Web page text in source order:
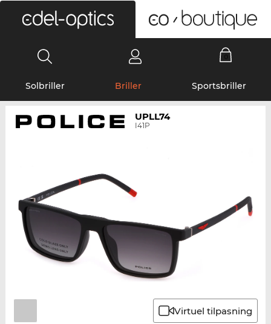
Solbriller Briller Sportsbriller
UPLL74
I41P
Virtuel tilpasning